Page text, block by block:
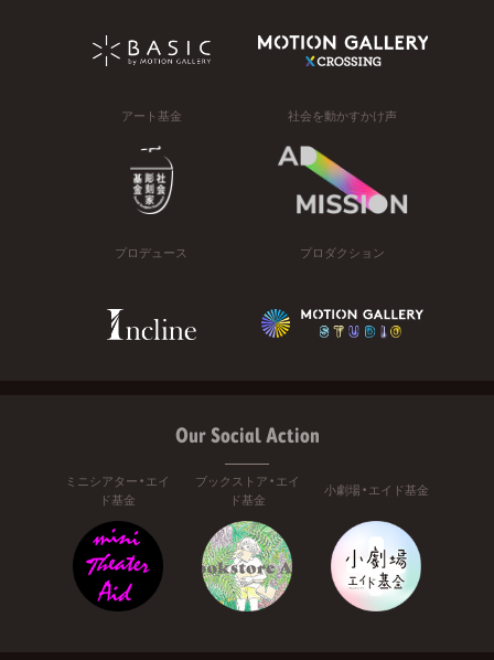
アート基金 社会を動かすかけ声
プロデュース プロダクション
Our Social Action
ミニシアター・エイ
ド基金
ブックストア・エイ
ド基金
小劇場・エイド基金